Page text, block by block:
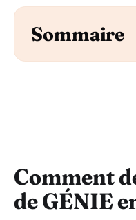
Sommaire
Comment
de GÉNIE